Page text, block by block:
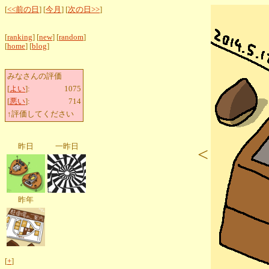
[<<前の日 ] [今月 ] [次の日>>]
[ranking] [new] [random]
[home] [blog]
みなさんの評価
[よい]:
1075
[悪い]:
714
↑評価してください
昨日 一昨日
昨年
[+]
<